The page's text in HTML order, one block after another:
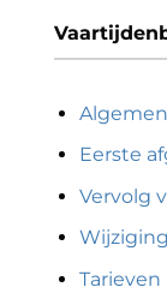
Eerste
Vervolg
Tarieven